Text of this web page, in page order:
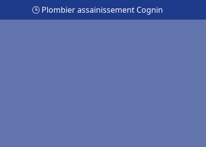
🕒 Plombier assainissement Cognin